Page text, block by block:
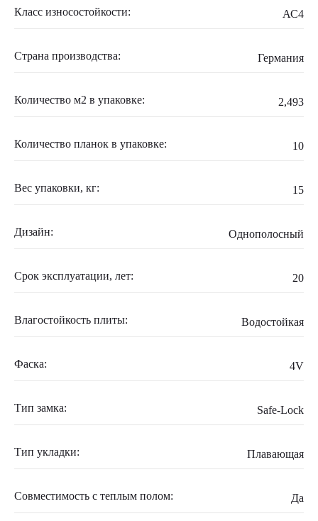
Класс износостойкости: АС4
Страна производства: Германия
Количество м2 в упаковке: 2,493
Количество планок в упаковке: 10
Вес упаковки, кг: 15
Дизайн: Однополосный
Срок эксплуатации, лет: 20
Влагостойкость плиты: Водостойкая
Фаска: 4V
Тип замка: Safe-Lock
Тип укладки: Плавающая
Совместимость с теплым полом: Да